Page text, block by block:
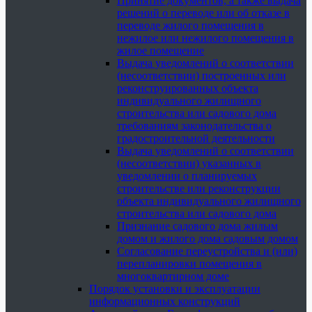
решений о переводе или об отказе в
переводе жилого помещения в
нежилое или нежилого помещения в
жилое помещение
Выдача уведомлений о соответствии
(несоответствии) построенных или
реконструированных объекта
индивидуального жилищного
строительства или садового дома
требованиям законодательства о
градостроительной деятельности
Выдача уведомлений о соответствии
(несоответствии) указанных в
уведомлении о планируемых
строительстве или реконструкции
объекта индивидуального жилищного
строительства или садового дома
Признание садового дома жилым
домом и жилого дома садовым домом
Согласование переустройства и (или)
перепланировки помещения в
многоквартирном доме
Порядок установки и эксплуатации
информационных конструкций